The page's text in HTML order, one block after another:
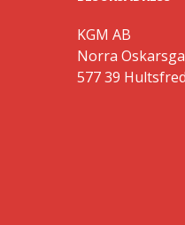
KGM AB
Norra
577 39